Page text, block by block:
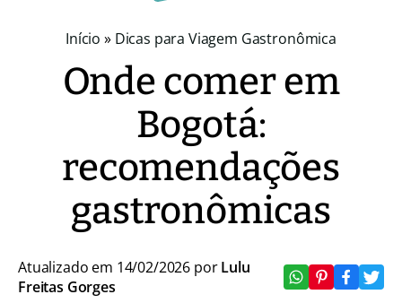
Início » Dicas para Viagem Gastronômica
Onde comer em
Bogotá:
recomendações
gastronômicas
Atualizado em 14/02/2026 porLulu
Freitas Gorges